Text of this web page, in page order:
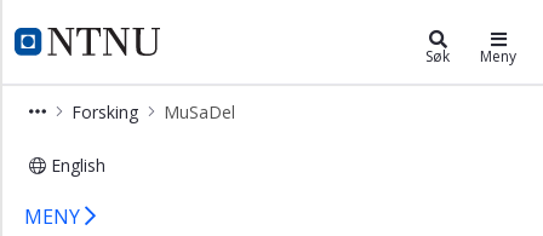
NTNU Hjemmeside
Institutt for historiske fag Søk Meny
Forsking MuSaDel
English
MuSaDel
×
Studium
Histories
Refugeedom
MENY